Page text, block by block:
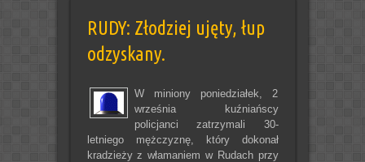
RUDY: Złodziej ujęty, łup
odzyskany.
W miniony poniedziałek, 2
września kuźniańscy
policjanci zatrzymali 30-
letniego mężczyznę, który dokonał
kradzieży z włamaniem w Rudach przy